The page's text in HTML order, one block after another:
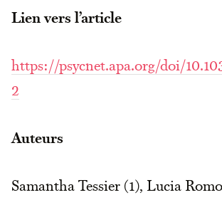
Lien vers l’article
https://psycnet.apa.org/doi/
2
Auteurs
Samantha Tessier (1), Lucia